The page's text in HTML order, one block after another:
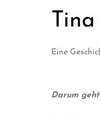
Eine
Darum geht